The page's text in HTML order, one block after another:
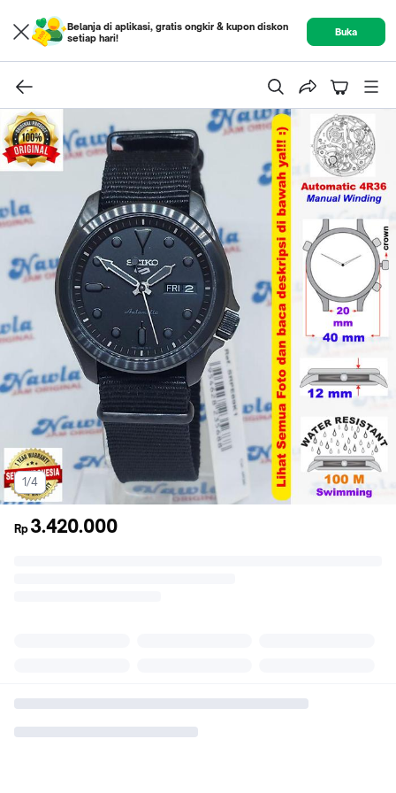
Belanja di aplikasi, gratis ongkir & kupon diskon
setiap hari!
Buka
1/4
Rp 3.420.000